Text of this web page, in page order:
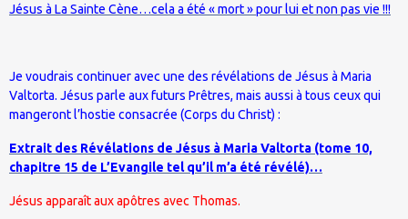
Jésus à La Sainte Cène…cela a été « mort » pour lui et non pas vie !!!
Je voudrais continuer avec une des révélations de Jésus à Maria
Valtorta. Jésus parle aux futurs Prêtres, mais aussi à tous ceux qui
mangeront l’hostie consacrée (Corps du Christ) :
Extrait des Révélations de Jésus à Maria Valtorta (tome 10,
chapitre 15 de L’Evangile tel qu’il m’a été révélé)…
Jésus apparaît aux apôtres avec Thomas.